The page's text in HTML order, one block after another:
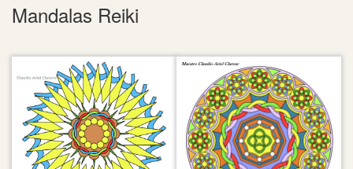
Mandalas Reiki